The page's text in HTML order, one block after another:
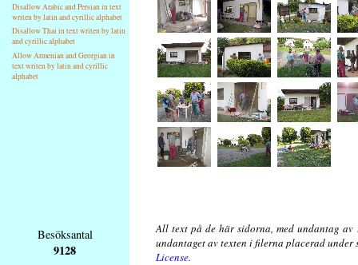
Disallow Arabic and Persian in text
writen by latin and cyrillic alphabet
Disallow Thai in text writen by latin
and cyrillic alphabet
Allow Armenian and Georgian in
text writen by latin and cyrillic
alphabet
Besöksantal
9128
All text på de här sidorna, med undantag av
undantaget av texten i filerna placerad
License.